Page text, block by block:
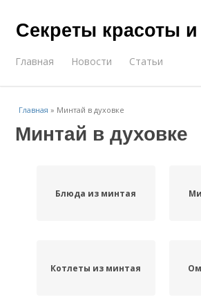
Секреты красоты
Главная Новости Статьи
Главная » Минтай в духовке
Минтай в духовке
Блюда из минтая
Котлеты из минтая